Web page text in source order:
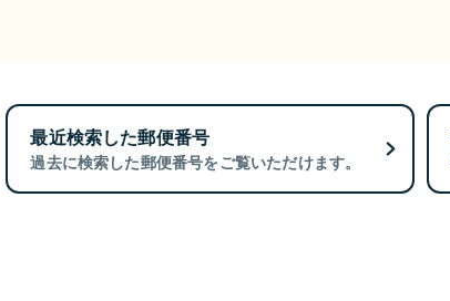
最近検索した郵便番号
過去に検索した郵便番号をご覧いただけます。